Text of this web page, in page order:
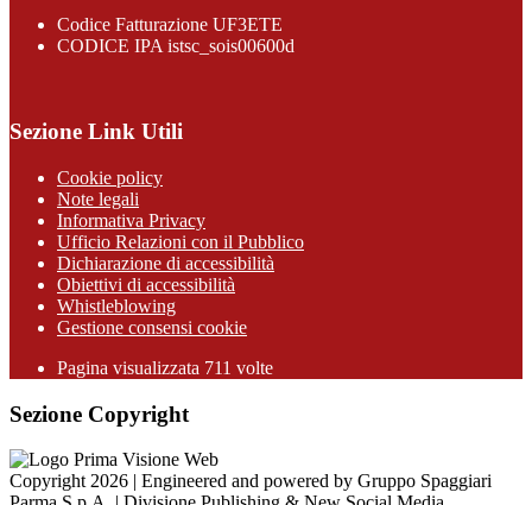
Codice Fatturazione UF3ETE
CODICE IPA istsc_sois00600d
Sezione Link Utili
Cookie policy
Note legali
Informativa Privacy
Ufficio Relazioni con il Pubblico
Dichiarazione di accessibilità
Obiettivi di accessibilità
Whistleblowing
Gestione consensi cookie
Pagina visualizzata 711 volte
Sezione Copyright
Copyright 2026 | Engineered and powered by Gruppo Spaggiari